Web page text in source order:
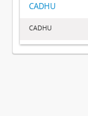
CADHU
CADHU